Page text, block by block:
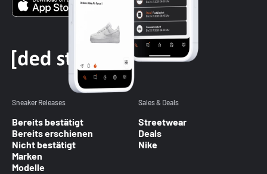
Sneaker Releases
Bereits bestätigt
Bereits erschienen
Nicht bestätigt
Marken
Modelle
Sales & Deals
Streetwear
Deals
Nike